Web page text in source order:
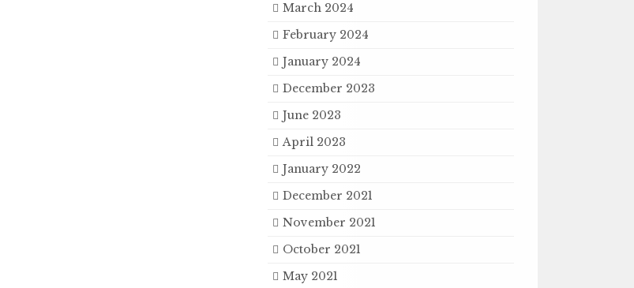
March 2024
February 2024
January 2024
December 2023
June 2023
April 2023
January 2022
December 2021
November 2021
October 2021
May 2021